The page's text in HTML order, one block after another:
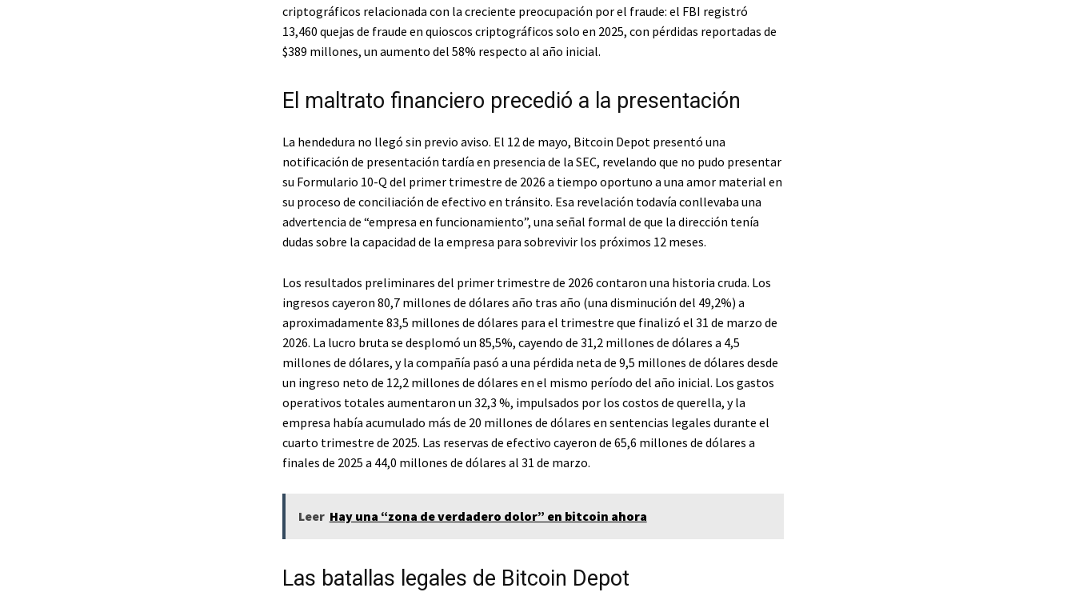
criptográficos relacionada con la creciente preocupación por el fraude: el FBI registró
13,460 quejas de fraude en quioscos criptográficos solo en 2025, con pérdidas reportadas de
$389 millones, un aumento del 58% respecto al año inicial.
El maltrato financiero precedió a la presentación
La hendedura no llegó sin previo aviso. El 12 de mayo, Bitcoin Depot presentó una
notificación de presentación tardía en presencia de la SEC, revelando que no pudo presentar
su Formulario 10-Q del primer trimestre de 2026 a tiempo oportuno a una amor material en
su proceso de conciliación de efectivo en tránsito. Esa revelación todavía conllevaba una
advertencia de “empresa en funcionamiento”, una señal formal de que la dirección tenía
dudas sobre la capacidad de la empresa para sobrevivir los próximos 12 meses.
Los resultados preliminares del primer trimestre de 2026 contaron una historia cruda. Los
ingresos cayeron 80,7 millones de dólares año tras año (una disminución del 49,2%) a
aproximadamente 83,5 millones de dólares para el trimestre que finalizó el 31 de marzo de
2026. La lucro bruta se desplomó un 85,5%, cayendo de 31,2 millones de dólares a 4,5
millones de dólares, y la compañía pasó a una pérdida neta de 9,5 millones de dólares desde
un ingreso neto de 12,2 millones de dólares en el mismo período del año inicial. Los gastos
operativos totales aumentaron un 32,3 %, impulsados ​​por los costos de querella, y la
empresa había acumulado más de 20 millones de dólares en sentencias legales durante el
cuarto trimestre de 2025. Las reservas de efectivo cayeron de 65,6 millones de dólares a
finales de 2025 a 44,0 millones de dólares al 31 de marzo.
Leer Hay una “zona de verdadero dolor” en bitcoin ahora
Las batallas legales de Bitcoin Depot